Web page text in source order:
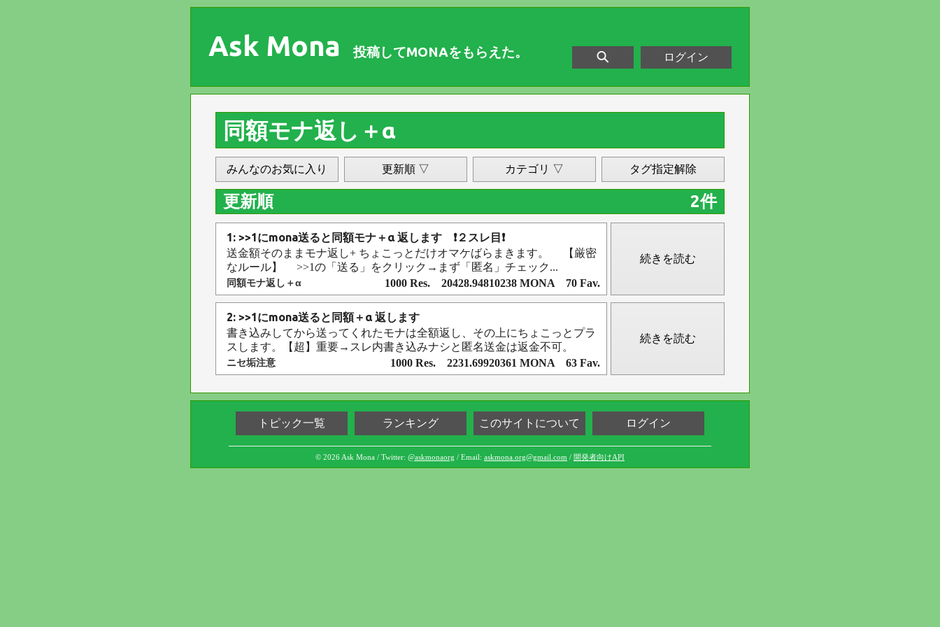
Ask Mona 投稿してMONAをもらえた。 ログイン
同額モナ返し＋α
みんなのお気に入り 更新順 ▽ カテゴリ ▽ タグ指定解除
更新順 2件
1: >>1にmona送ると同額モナ＋α 返します ❗️２スレ目❗️
送金額そのままモナ返し+ ちょこっとだけオマケばらまきます。 【厳密
なルール】 >>1の「送る」をクリック→まず「匿名」チェック...
同額モナ返し＋α 1000 Res. 20428.94810238 MONA 70 Fav.
続きを読む
2: >>1にmona送ると同額＋α 返します
書き込みしてから送ってくれたモナは全額返し、その上にちょこっとプラ
スします。【超】重要→スレ内書き込みナシと匿名送金は返金不可。
ニセ垢注意 1000 Res. 2231.69920361 MONA 63 Fav.
続きを読む
トピック一覧 ランキング このサイトについて ログイン
© 2026 Ask Mona / Twitter: @askmonaorg / Email: askmona.org@gmail.com / 開発者向けAPI